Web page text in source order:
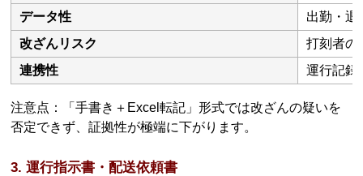
データ性
出勤・退
改ざんリスク
打刻者の
連携性
運行記録
注意点：「手書き＋Excel転記」形式では改ざんの疑いを
否定できず、証拠性が極端に下がります。
3. 運行指示書・配送依頼書